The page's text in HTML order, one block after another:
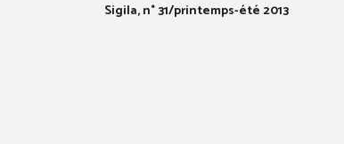
Sigila, n° 31/printemps-été 2013